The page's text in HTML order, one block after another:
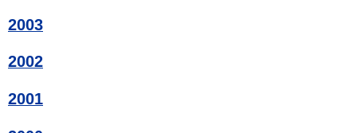
2003
2002
2001